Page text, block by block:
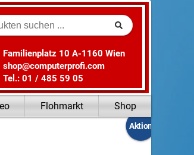
Suche
Familienplatz 10 A-1160 Wien
shop@computerprofi.com
Tel.: 01 / 485 59 05
Flohmarkt Shop
Aktion